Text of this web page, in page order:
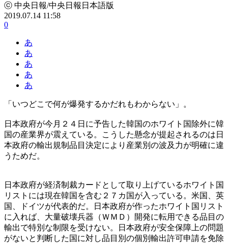
ⓒ 中央日報/中央日報日本語版
2019.07.14 11:58
0
あ
あ
あ
あ
あ
「いつどこで何が爆発するかだれもわからない」。
日本政府が今月２４日に予告した韓国のホワイト国除外に韓
国の産業界が震えている。こうした懸念が提起されるのは日
本政府の輸出規制品目決定により産業別の波及力が明確に違
うためだ。
日本政府が経済制裁カードとして取り上げているホワイト国
リストには現在韓国を含む２７カ国が入っている。米国、英
国、ドイツが代表的だ。日本政府が作ったホワイト国リスト
に入れば、大量破壊兵器（ＷＭＤ）開発に転用できる品目の
輸出で特別な制限を受けない。日本政府が安全保障上の問題
がないと判断した国に対し品目別の個別輸出許可申請を免除